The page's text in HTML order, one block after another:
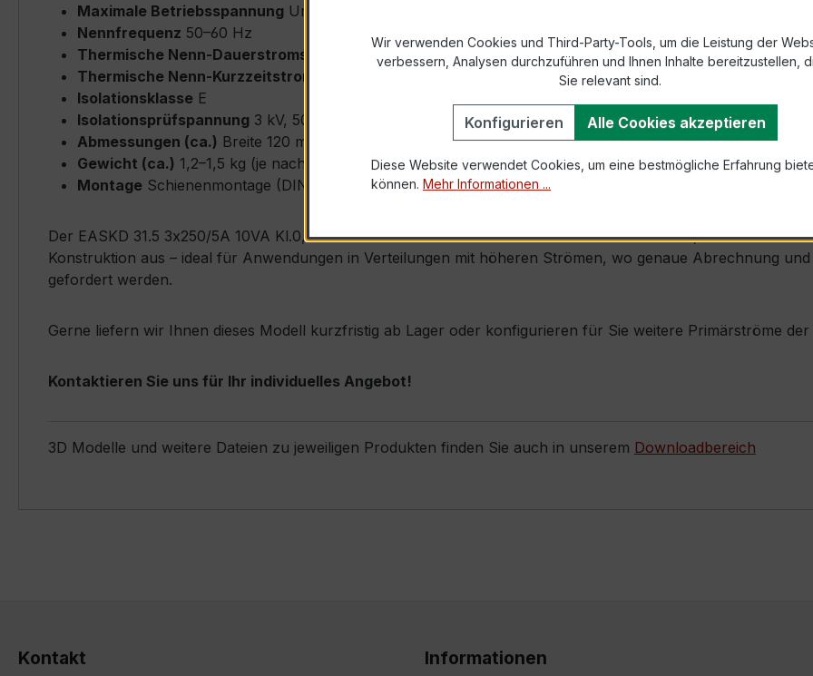
Maximale Betriebsspannung Um ≤ 0,72 kV
Nennfrequenz 50–60 Hz
Thermische Nenn-Dauerstromstärke
Icth = 1,2 × Ipr (Dauerstrom 1,2 × Primärnennstrom)
Thermische Nenn-Kurzzeitstromstärke
Isolationsklasse E
Isolationsprüfspannung 3 kV, 50 Hz, 1 min
Abmessungen (ca.) Breite 120 mm × Höhe 100 mm × Tiefe 50 mm
Gewicht (ca.) 1,2–1,5 kg (je nach Ausführung)
Montage Schienenmontage (DIN EN 50022), inkl. Sekundärklemmen
Der EASKD 31.5 3x250/5A 10VA Kl.0,5 zeichnet sich durch seine flache Bauform für Busbars, hohe
Konstruktion aus – ideal für Anwendungen in Verteilungen mit höheren Strömen, wo genaue Abrechnung
gefordert werden.
Gerne liefern wir Ihnen dieses Modell kurzfristig ab Lager oder konfigurieren für Sie weitere Primärströme der
Kontaktieren Sie uns für Ihr individuelles Angebot!
3D Modelle und weitere Dateien zu jeweiligen Produkten finden Sie auch in unserem Downloadbereich
Kontakt Informationen
Wir verwenden Cookies und Third-Party-Tools, um die Leistung der
verbessern, Analysen durchzuführen und Ihnen Inhalte bereitzustellen,
Sie relevant sind.
Konfigurieren Alle Cookies akzeptieren
Diese Website verwendet Cookies, um eine bestmögliche Erfahrung
können. Mehr Informationen ...